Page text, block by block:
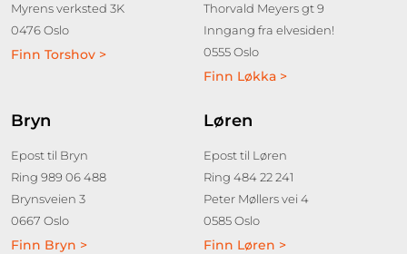
Myrens verksted 3K
0476 Oslo
Finn Torshov >
Thorvald Meyers gt 9
Inngang fra elvesiden!
0555 Oslo
Finn Løkka >
Bryn
Epost til Bryn
Ring 989 06 488
Brynsveien 3
0667 Oslo
Finn Bryn >
Løren
Epost til Løren
Ring 484 22 241
Peter Møllers vei 4
0585 Oslo
Finn Løren >